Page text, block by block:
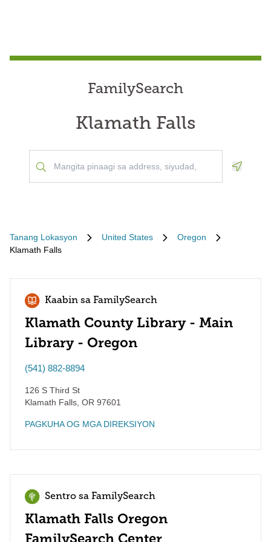
FamilySearch
Klamath Falls
Tanang Lokasyon United States
Oregon
Klamath Falls
Kaabin sa FamilySearch
Klamath County Library - Main
Library - Oregon
(541) 882-8894
126 S Third St
Klamath Falls OR 97601
PAGKUHA OG MGA DIREKSIYON
Sentro sa FamilySearch
Klamath Falls Oregon
FamilySearch Center